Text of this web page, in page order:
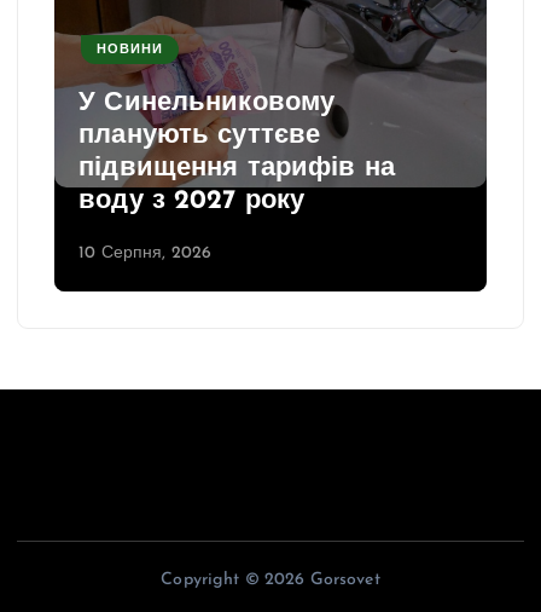
НОВИНИ
У Синельниковому
планують суттєве
підвищення тарифів на
воду з 2027 року
10 Серпня, 2026
Copyright © 2026 Gorsovet